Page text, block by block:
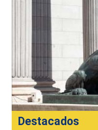
Destacados